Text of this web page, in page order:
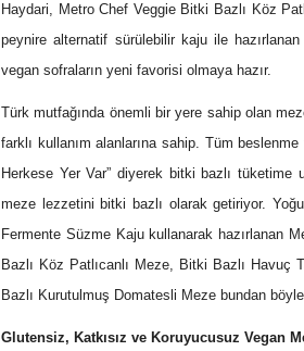
Haydari, Metro Chef Veggie Bitki Bazlı Köz
peynire alternatif sürülebilir kaju ile
vegan sofraların yeni favorisi olmaya hazır.
Türk mutfağında önemli bir yere sahip olan
farklı kullanım alanlarına sahip. Tüm
Herkese Yer Var” diyerek bitki bazlı tüketime
meze lezzetini bitki bazlı olarak getiriyor.
Fermente Süzme Kaju kullanarak hazırlanan
Bazlı Köz Patlıcanlı Meze, Bitki Bazlı
Bazlı Kurutulmuş Domatesli Meze bundan
Glutensiz, Katkısız ve Koruyucusuz Vegan